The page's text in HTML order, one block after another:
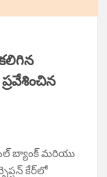
బ్యాంక్ మరియు
కేర్‌లో